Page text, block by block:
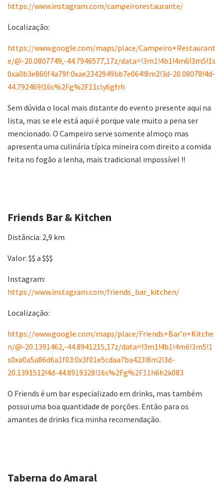
https://www.instagram.com/campeirorestaurante/
Localização:
https://www.google.com/maps/place/Campeiro+Restaurant
e/@-20.0807749,-44.7946577,17z/data=!3m1!4b1!4m6!3m5!1s
0xa0b3e860f4a79f:0xae2342949bb7e064!8m2!3d-20.08078!4d-
44.792469!16s%2Fg%2F11cly6gfrh
Sem dúvida o local mais distante do evento presente aqui na
lista, mas se ele está aqui é porque vale muito a pena ser
mencionado. O Campeiro serve somente almoço mas
apresenta uma culinária típica mineira com direito a comida
feita no fogão a lenha, mais tradicional impossível !!
Friends Bar & Kitchen
Distância: 2,9 km
Valor: $$ a $$$
Instagram:
https://www.instagram.com/friends_bar_kitchen/
Localização:
https://www.google.com/maps/place/Friends+Bar’n+Kitche
n/@-20.1391462,-44.8941215,17z/data=!3m1!4b1!4m6!3m5!1
s0xa0a5a86d6a1f03:0x3f01e5cdaa7ba423!8m2!3d-
20.1391512!4d-44.8919328!16s%2Fg%2F11h6h2k083
O Friends é um bar especializado em drinks, mas também
possui uma boa quantidade de porções. Então para os
amantes de drinks fica minha recomendação.
Taberna do Amaral